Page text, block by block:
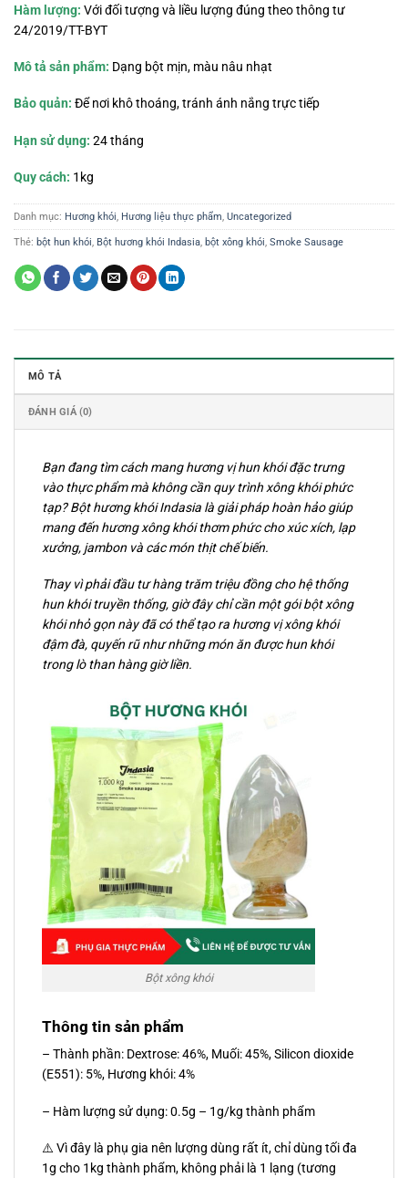
Hàm lượng: Với đối tượng và liều lượng đúng theo thông tư
24/2019/TT-BYT
Mô tả sản phẩm: Dạng bột mịn, màu nâu nhạt
Bảo quản: Để nơi khô thoáng, tránh ánh nắng trực tiếp
Hạn sử dụng: 24 tháng
Quy cách: 1kg
Danh mục: Hương khói, Hương liệu thực phẩm, Uncategorized
Thẻ: bột hun khói, Bột hương khói Indasia, bột xông khói, Smoke Sausage
MÔ TẢ
ĐÁNH GIÁ (0)
Bạn đang tìm cách mang hương vị hun khói đặc trưng
vào thực phẩm mà không cần quy trình xông khói phức
tạp? Bột hương khói Indasia là giải pháp hoàn hảo giúp
mang đến hương xông khói thơm phức cho xúc xích, lạp
xưởng, jambon và các món thịt chế biến.
Thay vì phải đầu tư hàng trăm triệu đồng cho hệ thống
hun khói truyền thống, giờ đây chỉ cần một gói bột xông
khói nhỏ gọn này đã có thể tạo ra hương vị xông khói
đậm đà, quyến rũ như những món ăn được hun khói
trong lò than hàng giờ liền.
Bột xông khói
Thông tin sản phẩm
– Thành phần: Dextrose: 46%, Muối: 45%, Silicon dioxide
(E551): 5%, Hương khói: 4%
– Hàm lượng sử dụng: 0.5g – 1g/kg thành phẩm
⚠️ Vì đây là phụ gia nên lượng dùng rất ít, chỉ dùng tối đa
1g cho 1kg thành phẩm, không phải là 1 lạng (tương